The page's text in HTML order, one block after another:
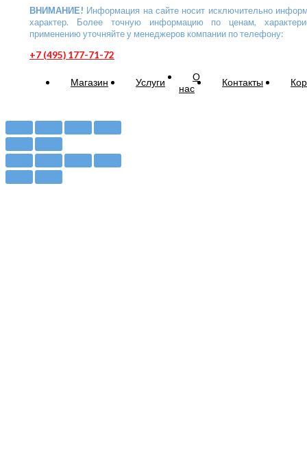
ВНИМАНИЕ! Информация на сайте носит исключительно
характер. Более точную информацию по ценам,
применению уточняйте у менеджеров компании по телефону:
+7 (495) 177-71-72
Магазин Услуги
О
нас
Контакты